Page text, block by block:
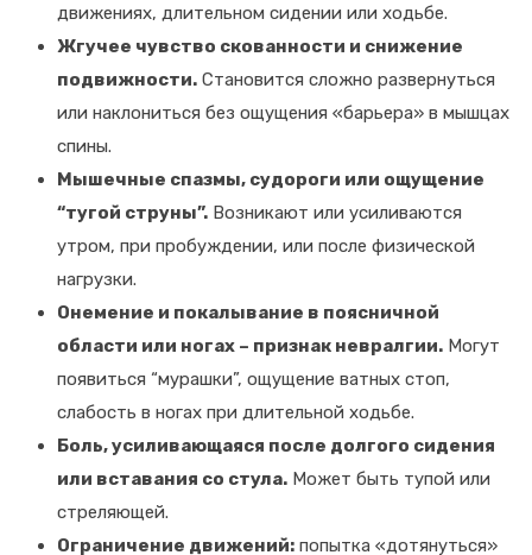
движениях, длительном сидении или ходьбе.
Жгучее чувство скованности и снижение
подвижности. Становится сложно развернуться
или наклониться без ощущения «барьера» в мышцах
спины.
Мышечные спазмы, судороги или ощущение
“тугой струны”. Возникают или усиливаются
утром, при пробуждении, или после физической
нагрузки.
Онемение и покалывание в поясничной
области или ногах – признак невралгии. Могут
появиться “мурашки”, ощущение ватных стоп,
слабость в ногах при длительной ходьбе.
Боль, усиливающаяся после долгого сидения
или вставания со стула. Может быть тупой или
стреляющей.
Ограничение движений: попытка «дотянуться»